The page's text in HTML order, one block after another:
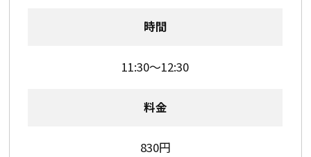
時間
11:30～12:30
料金
830円